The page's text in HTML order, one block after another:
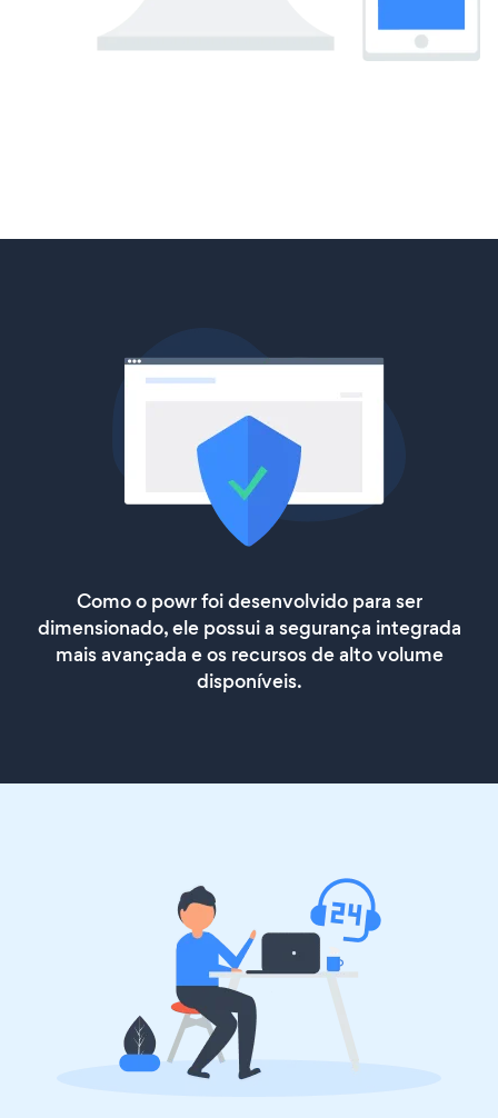
Como o powr foi desenvolvido para ser
dimensionado, ele possui a segurança integrada
mais avançada e os recursos de alto volume
disponíveis.